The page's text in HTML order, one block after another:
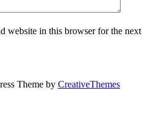
website in this browser for the next
Theme by CreativeThemes